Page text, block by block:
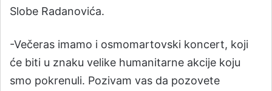
Slobe Radanovića.
-Večeras imamo i osmomartovski koncert, koji
će biti u znaku velike humanitarne akcije koju
smo pokrenuli. Pozivam vas da pozovete